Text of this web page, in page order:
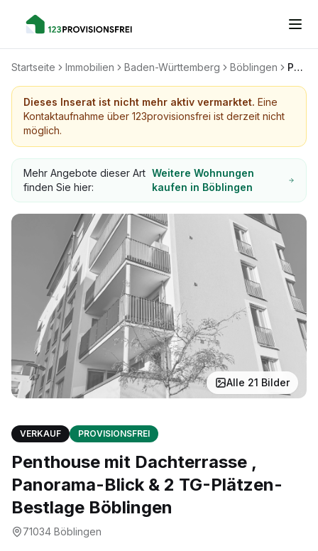
Startseite Immobilien Baden-Württemberg Böblingen Penthouse mit Dachterrasse , Panorama-Blick & 2 TG-Plätzen-Bestlage Böblingen
Dieses Inserat ist nicht mehr aktiv vermarktet. Eine
Kontaktaufnahme über 123provisionsfrei ist derzeit nicht
möglich.
Mehr Angebote dieser Art
finden Sie hier:
Weitere Wohnungen
kaufen in Böblingen
Alle 21 Bilder
VERKAUF PROVISIONSFREI
Penthouse mit Dachterrasse ,
Panorama-Blick & 2 TG-Plätzen-
Bestlage Böblingen
71034 Böblingen